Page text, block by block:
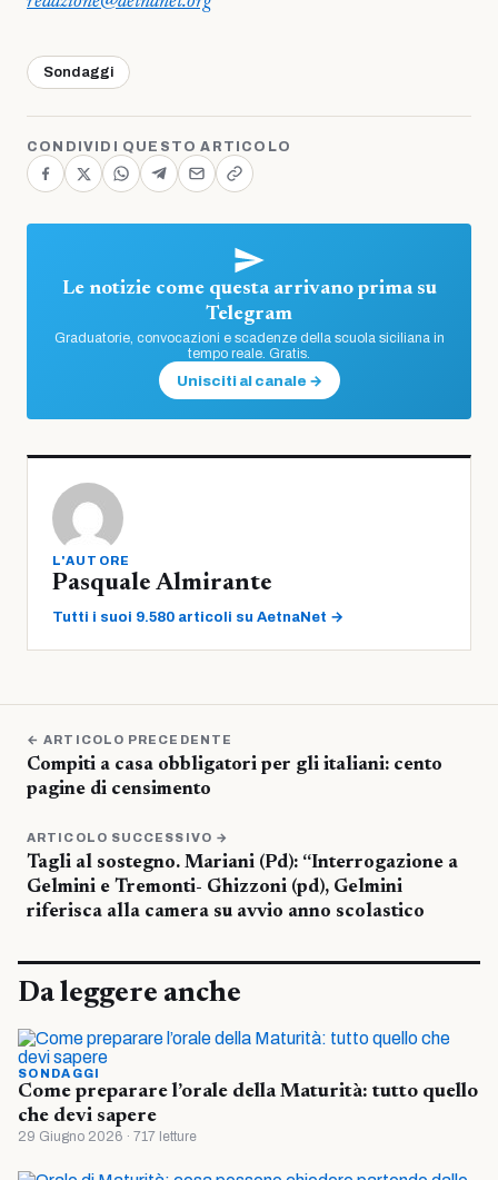
Sondaggi
CONDIVIDI QUESTO ARTICOLO
Le notizie come questa arrivano prima su
Telegram
Graduatorie, convocazioni e scadenze della scuola siciliana in
tempo reale. Gratis.
Unisciti al canale →
L'AUTORE
Pasquale Almirante
Tutti i suoi 9.580 articoli su AetnaNet →
← ARTICOLO PRECEDENTE
Compiti a casa obbligatori per gli italiani: cento
pagine di censimento
ARTICOLO SUCCESSIVO →
Tagli al sostegno. Mariani (Pd): “Interrogazione a
Gelmini e Tremonti- Ghizzoni (pd), Gelmini
riferisca alla camera su avvio anno scolastico
Da leggere anche
SONDAGGI
Come preparare l’orale della Maturità: tutto quello
che devi sapere
29 Giugno 2026 · 717 letture